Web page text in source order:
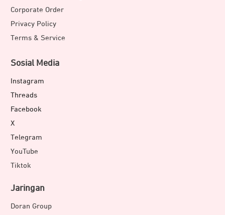
Corporate Order
Privacy Policy
Terms & Service
Sosial Media
Instagram
Threads
Facebook
X
Telegram
YouTube
Tiktok
Jaringan
Doran Group